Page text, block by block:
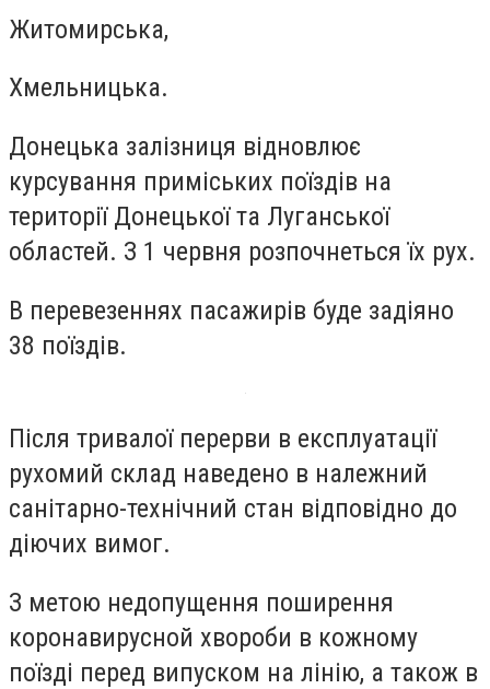
Житомирська,
Хмельницька.
Донецька залізниця відновлює
курсування приміських поїздів на
території Донецької та Луганської
областей. З 1 червня розпочнеться їх рух.
В перевезеннях пасажирів буде задіяно
38 поїздів.
Після тривалої перерви в експлуатації
рухомий склад наведено в належний
санітарно-технічний стан відповідно до
діючих вимог.
З метою недопущення поширення
коронавирусной хвороби в кожному
поїзді перед випуском на лінію, а також в